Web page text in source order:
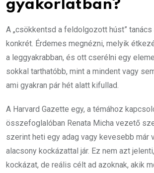
gyakorlatban?
A „csökkentsd a feldolgozott húst” tanács
konkrét. Érdemes megnézni, melyik
a leggyakrabban, és ott cserélni egy
sokkal tarthatóbb, mint a mindent vagy
ami gyakran pár hét alatt kifullad.
A Harvard Gazette egy, a témához
összefoglalóban Renata Micha vezető
szerint heti egy adag vagy kevesebb már
alacsony kockázattal jár. Ez nem azt
kockázat, de reális célt ad azoknak, akik